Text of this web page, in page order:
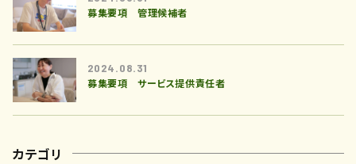
募集要項 管理候補者
2024.08.31
募集要項 サービス提供責任者
カテゴリ